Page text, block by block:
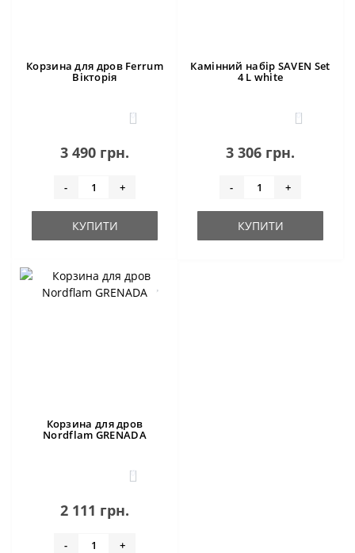
Корзина для дров Ferrum
Вікторія
0
3 490 грн.
- +
КУПИТИ
Камінний набір SAVEN Set
4 L white
0
3 306 грн.
- +
КУПИТИ
Корзина для дров
Nordflam GRENADA
0
2 111 грн.
- +